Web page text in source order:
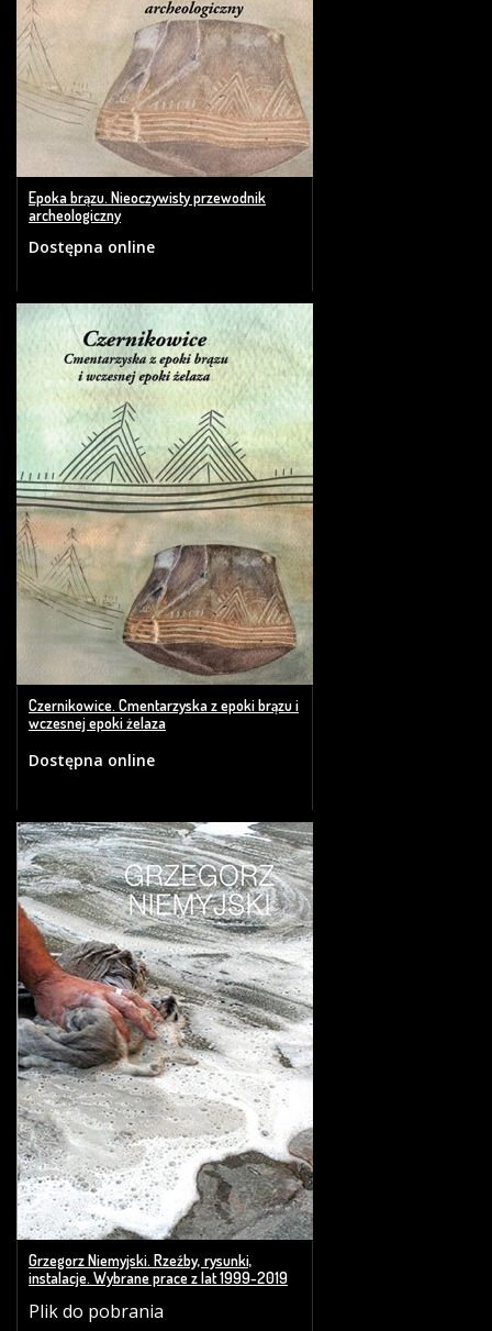
Epoka brązu. Nieoczywisty przewodnik
archeologiczny
Dostępna online
Czernikowice. Cmentarzyska z epoki brązu i
wczesnej epoki żelaza
Dostępna online
Grzegorz Niemyjski. Rzeźby, rysunki,
instalacje. Wybrane prace z lat 1999-2019
Plik do pobrania